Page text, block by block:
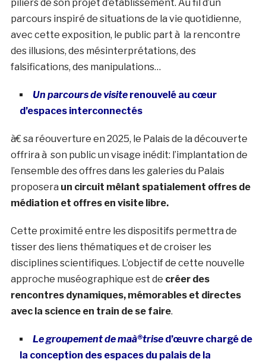
piliers de son projet d’établissement. Au fil d’un
parcours inspiré de situations de la vie quotidienne,
avec cette exposition, le public part à la rencontre
des illusions, des mésinterprétations, des
falsifications, des manipulations…
Un parcours de visiterenouvelé au cœur
d’espaces interconnectés
à€ sa réouverture en 2025, le Palais de la découverte
offrira à son public un visage inédit: l’implantation de
l’ensemble des offres dans les galeries du Palais
proposera un circuit mêlant spatialement offres de
médiation et offres en visite libre.
Cette proximité entre les dispositifs permettra de
tisser des liens thématiques et de croiser les
disciplines scientifiques. L’objectif de cette nouvelle
approche muséographique est de créer des
rencontres dynamiques, mémorables et directes
avec la science en train de se faire.
Le groupement de maà®trised’œuvre chargé de
la conception des espaces du palais de la